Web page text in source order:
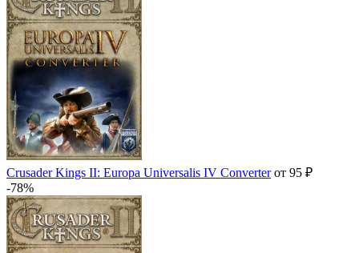
Crusader Kings II: Europa Universalis IV Converterот 95 ₽
-78%